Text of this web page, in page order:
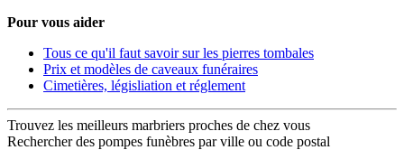
Pour vous aider
Tous ce qu'il faut savoir sur les pierres tombales
Prix et modèles de caveaux funéraires
Cimetières, législiation et réglement
Trouvez les meilleurs marbriers proches de chez vous
Rechercher des pompes funèbres par ville ou code postal